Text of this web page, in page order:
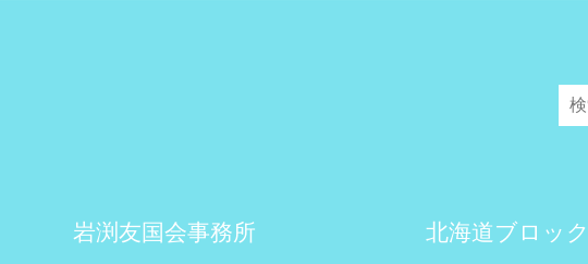
岩渕友国会事務所 北海道ブロッ